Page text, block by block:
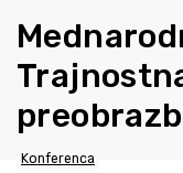
Konferenca